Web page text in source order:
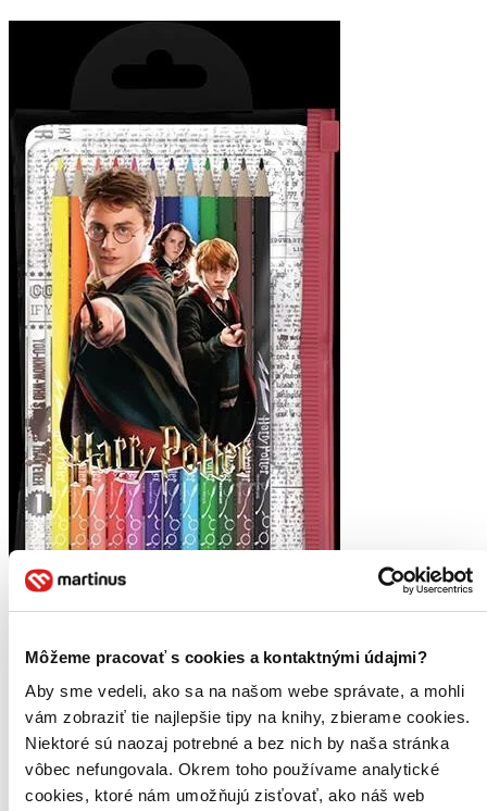
Môžeme pracovať s cookies a kontaktnými údajmi?
Aby sme vedeli, ako sa na našom webe správate, a mohli
vám zobraziť tie najlepšie tipy na knihy, zbierame cookies.
Niektoré sú naozaj potrebné a bez nich by naša stránka
vôbec nefungovala. Okrem toho používame analytické
cookies, ktoré nám umožňujú zisťovať, ako náš web
Harry Potter - Pastelky v PVC kapse
Balení obsahuje 12 trojhranných pastelek a ořezávátko v praktickém
uzavíratelném pouzdře...
5,60 €
Na sklade 3 ks
Tento produkt máme síce aktuálne na sklade, máme však už